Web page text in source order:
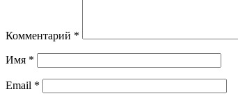
Комментарий *
Имя *
Email *